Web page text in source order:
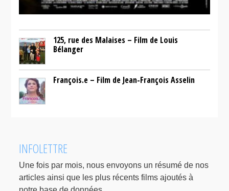
125, rue des Malaises – Film de Louis
Bélanger
François.e – Film de Jean-François Asselin
INFOLETTRE
Une fois par mois, nous envoyons un résumé de nos
articles ainsi que les plus récents films ajoutés à